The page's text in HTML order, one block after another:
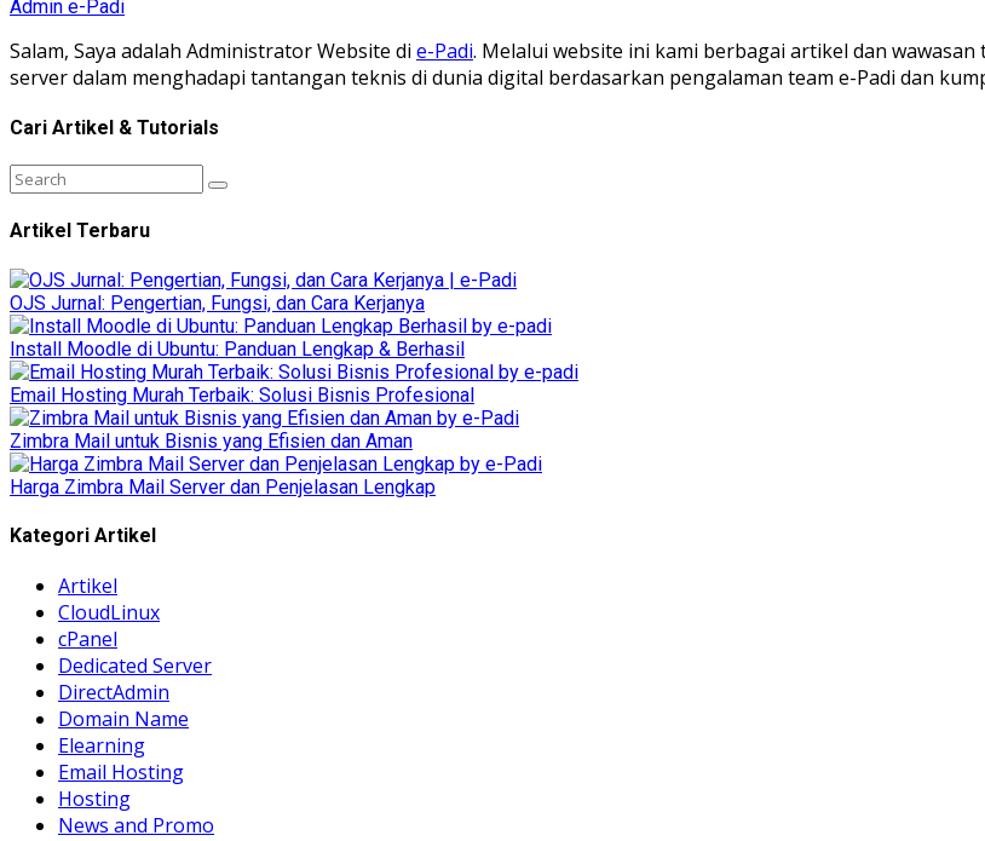
Admin e-Padi
Salam, Saya adalah Administrator Website di e-Padi. Melalui website ini kami berbagai artikel dan
server dalam menghadapi tantangan teknis di dunia digital berdasarkan pengalaman team e-Padi dan
Cari Artikel & Tutorials
Artikel Terbaru
OJS Jurnal: Pengertian, Fungsi, dan Cara Kerjanya
Install Moodle di Ubuntu: Panduan Lengkap & Berhasil
Email Hosting Murah Terbaik: Solusi Bisnis Profesional
Zimbra Mail untuk Bisnis yang Efisien dan Aman
Harga Zimbra Mail Server dan Penjelasan Lengkap
Kategori Artikel
Artikel
CloudLinux
cPanel
Dedicated Server
DirectAdmin
Domain Name
Elearning
Email Hosting
Hosting
News and Promo